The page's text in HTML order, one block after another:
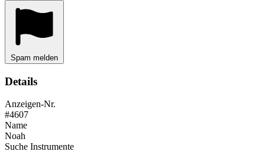
Spam melden
Details
Anzeigen-Nr.
#4607
Name
Noah
Suche Instrumente